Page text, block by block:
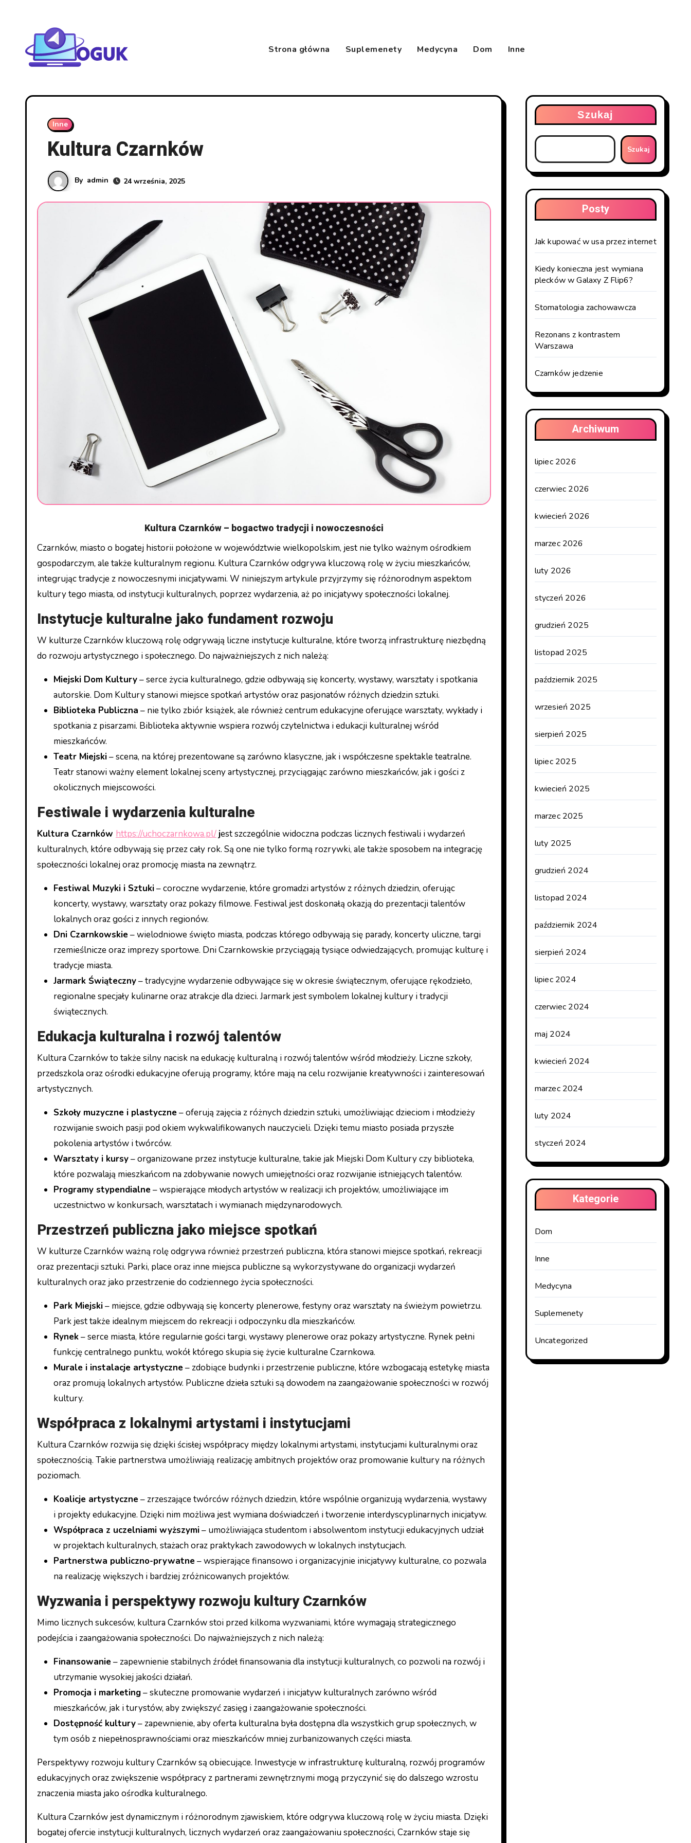
Strona główna
Suplemenety Medycyna Dom Inne
Inne
Kultura Czarnków
By admin 24 września, 2025
Kultura Czarnków – bogactwo tradycji i nowoczesności
Czarnków, miasto o bogatej historii położone w województwie wielkopolskim, jest nie tylko ważnym ośrodkiem
gospodarczym, ale także kulturalnym regionu. Kultura Czarnków odgrywa kluczową rolę w życiu mieszkańców,
integrując tradycje z nowoczesnymi inicjatywami. W niniejszym artykule przyjrzymy się różnorodnym aspektom
kultury tego miasta, od instytucji kulturalnych, poprzez wydarzenia, aż po inicjatywy społeczności lokalnej.
Instytucje kulturalne jako fundament rozwoju
W kulturze Czarnków kluczową rolę odgrywają liczne instytucje kulturalne, które tworzą infrastrukturę niezbędną
do rozwoju artystycznego i społecznego. Do najważniejszych z nich należą:
Miejski Dom Kultury– serce życia kulturalnego, gdzie odbywają się koncerty, wystawy, warsztaty i spotkania
autorskie. Dom Kultury stanowi miejsce spotkań artystów oraz pasjonatów różnych dziedzin sztuki.
Biblioteka Publiczna – nie tylko zbiór książek, ale również centrum edukacyjne oferujące warsztaty, wykłady i
spotkania z pisarzami. Biblioteka aktywnie wspiera rozwój czytelnictwa i edukacji kulturalnej wśród
mieszkańców.
Teatr Miejski– scena, na której prezentowane są zarówno klasyczne, jak i współczesne spektakle teatralne.
Teatr stanowi ważny element lokalnej sceny artystycznej, przyciągając zarówno mieszkańców, jak i gości z
okolicznych miejscowości.
Festiwale i wydarzenia kulturalne
Kultura Czarnków https://uchoczarnkowa.pl/jest szczególnie widoczna podczas licznych festiwali i wydarzeń
kulturalnych, które odbywają się przez cały rok. Są one nie tylko formą rozrywki, ale także sposobem na integrację
społeczności lokalnej oraz promocję miasta na zewnątrz.
Festiwal Muzyki i Sztuki– coroczne wydarzenie, które gromadzi artystów z różnych dziedzin, oferując
koncerty, wystawy, warsztaty oraz pokazy filmowe. Festiwal jest doskonałą okazją do prezentacji talentów
lokalnych oraz gości z innych regionów.
Dni Czarnkowskie – wielodniowe święto miasta, podczas którego odbywają się parady, koncerty uliczne, targi
rzemieślnicze oraz imprezy sportowe. Dni Czarnkowskie przyciągają tysiące odwiedzających, promując kulturę i
tradycje miasta.
Jarmark Świąteczny– tradycyjne wydarzenie odbywające się w okresie świątecznym, oferujące rękodzieło,
regionalne specjały kulinarne oraz atrakcje dla dzieci. Jarmark jest symbolem lokalnej kultury i tradycji
świątecznych.
Edukacja kulturalna i rozwój talentów
Kultura Czarnków to także silny nacisk na edukację kulturalną i rozwój talentów wśród młodzieży. Liczne szkoły,
przedszkola oraz ośrodki edukacyjne oferują programy, które mają na celu rozwijanie kreatywności i zainteresowań
artystycznych.
Szkoły muzyczne i plastyczne – oferują zajęcia z różnych dziedzin sztuki, umożliwiając dzieciom i młodzieży
rozwijanie swoich pasji pod okiem wykwalifikowanych nauczycieli. Dzięki temu miasto posiada przyszłe
pokolenia artystów i twórców.
Warsztaty i kursy– organizowane przez instytucje kulturalne, takie jak Miejski Dom Kultury czy biblioteka,
które pozwalają mieszkańcom na zdobywanie nowych umiejętności oraz rozwijanie istniejących talentów.
Programy stypendialne – wspierające młodych artystów w realizacji ich projektów, umożliwiające im
uczestnictwo w konkursach, warsztatach i wymianach międzynarodowych.
Przestrzeń publiczna jako miejsce spotkań
W kulturze Czarnków ważną rolę odgrywa również przestrzeń publiczna, która stanowi miejsce spotkań, rekreacji
oraz prezentacji sztuki. Parki, place oraz inne miejsca publiczne są wykorzystywane do organizacji wydarzeń
kulturalnych oraz jako przestrzenie do codziennego życia społeczności.
Park Miejski– miejsce, gdzie odbywają się koncerty plenerowe, festyny oraz warsztaty na świeżym powietrzu.
Park jest także idealnym miejscem do rekreacji i odpoczynku dla mieszkańców.
Rynek– serce miasta, które regularnie gości targi, wystawy plenerowe oraz pokazy artystyczne. Rynek pełni
funkcję centralnego punktu, wokół którego skupia się życie kulturalne Czarnkowa.
Murale i instalacje artystyczne – zdobiące budynki i przestrzenie publiczne, które wzbogacają estetykę miasta
oraz promują lokalnych artystów. Publiczne dzieła sztuki są dowodem na zaangażowanie społeczności w rozwój
kultury.
Współpraca z lokalnymi artystami i instytucjami
Kultura Czarnków rozwija się dzięki ścisłej współpracy między lokalnymi artystami, instytucjami kulturalnymi oraz
społecznością. Takie partnerstwa umożliwiają realizację ambitnych projektów oraz promowanie kultury na różnych
poziomach.
Koalicje artystyczne – zrzeszające twórców różnych dziedzin, które wspólnie organizują wydarzenia, wystawy
i projekty edukacyjne. Dzięki nim możliwa jest wymiana doświadczeń i tworzenie interdyscyplinarnych inicjatyw.
Współpraca z uczelniami wyższymi– umożliwiająca studentom i absolwentom instytucji edukacyjnych udział
w projektach kulturalnych, stażach oraz praktykach zawodowych w lokalnych instytucjach.
Partnerstwa publiczno-prywatne – wspierające finansowo i organizacyjnie inicjatywy kulturalne, co pozwala
na realizację większych i bardziej zróżnicowanych projektów.
Wyzwania i perspektywy rozwoju kultury Czarnków
Mimo licznych sukcesów, kultura Czarnków stoi przed kilkoma wyzwaniami, które wymagają strategicznego
podejścia i zaangażowania społeczności. Do najważniejszych z nich należą:
Finansowanie – zapewnienie stabilnych źródeł finansowania dla instytucji kulturalnych, co pozwoli na rozwój i
utrzymanie wysokiej jakości działań.
Promocja i marketing– skuteczne promowanie wydarzeń i inicjatyw kulturalnych zarówno wśród
mieszkańców, jak i turystów, aby zwiększyć zasięg i zaangażowanie społeczności.
Dostępność kultury– zapewnienie, aby oferta kulturalna była dostępna dla wszystkich grup społecznych, w
tym osób z niepełnosprawnościami oraz mieszkańców mniej zurbanizowanych części miasta.
Perspektywy rozwoju kultury Czarnków są obiecujące. Inwestycje w infrastrukturę kulturalną, rozwój programów
edukacyjnych oraz zwiększenie współpracy z partnerami zewnętrznymi mogą przyczynić się do dalszego wzrostu
znaczenia miasta jako ośrodka kulturalnego.
Kultura Czarnków jest dynamicznym i różnorodnym zjawiskiem, które odgrywa kluczową rolę w życiu miasta. Dzięki
bogatej ofercie instytucji kulturalnych, licznych wydarzeń oraz zaangażowaniu społeczności, Czarnków staje się
Szukaj
Szukaj
Posty
Jak kupować w usa przez internet
Kiedy konieczna jest wymiana
plecków w Galaxy Z Flip6?
Stomatologia zachowawcza
Rezonans z kontrastem
Warszawa
Czarnków jedzenie
Archiwum
lipiec 2026
czerwiec 2026
kwiecień 2026
marzec 2026
luty 2026
styczeń 2026
grudzień 2025
listopad 2025
październik 2025
wrzesień 2025
sierpień 2025
lipiec 2025
kwiecień 2025
marzec 2025
luty 2025
grudzień 2024
listopad 2024
październik 2024
sierpień 2024
lipiec 2024
czerwiec 2024
maj 2024
kwiecień 2024
marzec 2024
luty 2024
styczeń 2024
Kategorie
Dom
Inne
Medycyna
Suplemenety
Uncategorized